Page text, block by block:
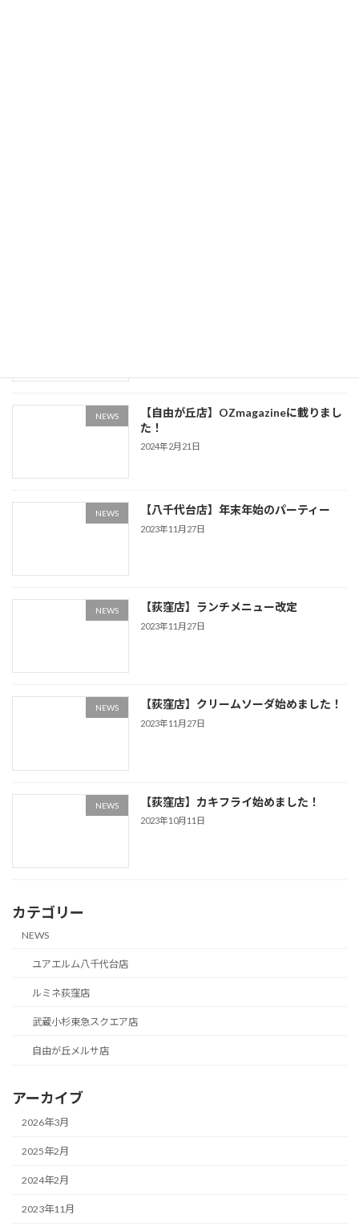
NEWS
【自由が丘店】OZmagazineに載りまし
た！
2024年2月21日
NEWS 【八千代台店】年末年始のパーティー
2023年11月27日
NEWS 【荻窪店】ランチメニュー改定
2023年11月27日
NEWS 【荻窪店】クリームソーダ始めました！
2023年11月27日
NEWS 【荻窪店】カキフライ始めました！
2023年10月11日
カテゴリー
NEWS
ユアエルム八千代台店
ルミネ荻窪店
武蔵小杉東急スクエア店
自由が丘メルサ店
アーカイブ
2026年3月
2025年2月
2024年2月
2023年11月